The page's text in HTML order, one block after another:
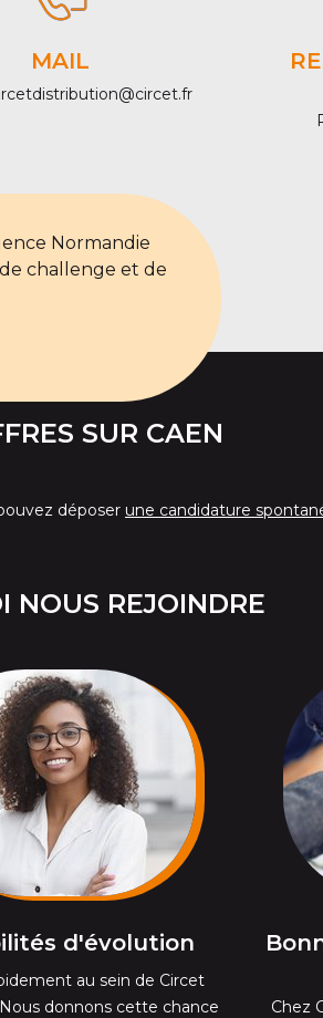
MAIL
Normandie
challenge et de
SUR CAEN
déposer une candidature
NOUS REJOINDRE
d'évolution
au sein de Circet
donnons cette chance
Chez